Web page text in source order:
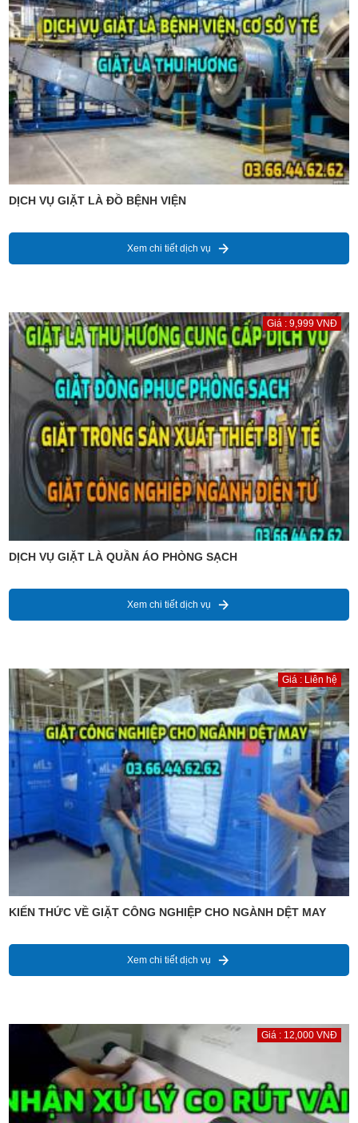
DỊCH VỤ GIẶT LÀ ĐỒ BỆNH VIỆN
Xem chi tiết dịch vụ
Giá : 9,999 VNĐ
DỊCH VỤ GIẶT LÀ QUẦN ÁO PHÒNG SẠCH
Xem chi tiết dịch vụ
Giá : Liên hệ
KIẾN THỨC VỀ GIẶT CÔNG NGHIỆP CHO NGÀNH DỆT MAY
Xem chi tiết dịch vụ
Giá : 12,000 VNĐ